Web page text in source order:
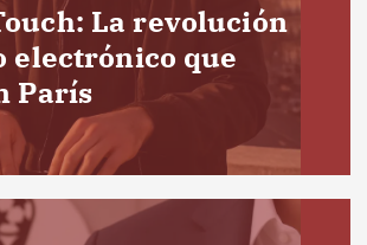
La revolución
electrónico que
París